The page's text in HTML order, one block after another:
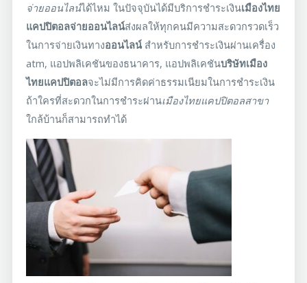
จ่ายออนไลน์ได้ไหม ในปัจจุบันได้มีบริการชำระเงินเมืองไทย
แคปปิตอลจ่ายออนไลน์ส่งผลให้ทุกคนมีความสะดวกรวดเร็ว
ในการจ่ายเงินทางออนไลน์สำหรับการชำระเงินผ่านเครื่อง
atm, แอปพลิเคชันของธนาคาร, แอปพลิเคชันบริษัทเมือง
ไทยแคปปิตอลจะไม่มีการคิดค่าธรรมเนียมในการชำระเงิน
ถ้าใครที่สะดวกในการชำระผ่านเมืองไทยแคปปิตอลสาขา
ใกล้บ้านก็สามารถทำได้